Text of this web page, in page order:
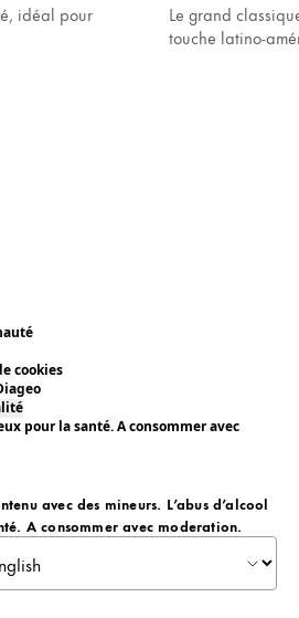
idéal pour
Le grand
touche latino-
cookies
pour la santé. A consommer avec
avec des mineurs. L’abus d’alcool
A consommer avec moderation.